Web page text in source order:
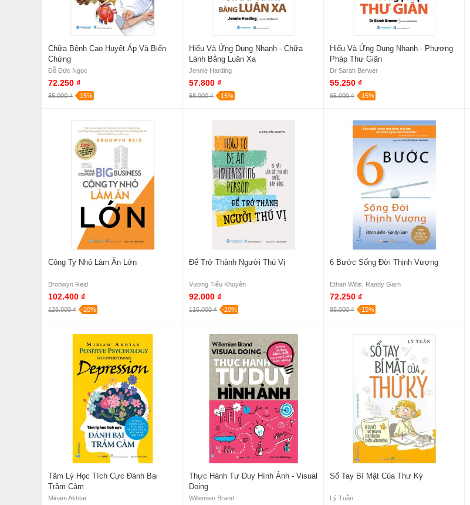
Chữa Bệnh Cao Huyết Áp Và Biến
Chứng
Đỗ Đức Ngọc
72.250 ₫
85.000 ₫ -15%
Hiểu Và Ứng Dụng Nhanh - Chữa
Lành Bằng Luân Xa
Jennie Harding
57.800 ₫
68.000 ₫ -15%
Hiểu Và Ứng Dụng Nhanh - Phương
Pháp Thư Giãn
Dr Sarah Berwer
55.250 ₫
65.000 ₫ -15%
Công Ty Nhỏ Làm Ăn Lớn
Bronwyn Reid
102.400 ₫
128.000 ₫ -20%
Để Trở Thành Người Thú Vị
Vương Tiểu Khuyên
92.000 ₫
115.000 ₫ -20%
6 Bước Sống Đời Thịnh Vượng
Ethan Willis, Randy Garn
72.250 ₫
85.000 ₫ -15%
Tâm Lý Học Tích Cực Đánh Bại
Trầm Cảm
Miriam Akhtar
Thực Hành Tư Duy Hình Ảnh - Visual
Doing
Willemien Brand
Sổ Tay Bí Mật Của Thư Ký
Lý Tuần